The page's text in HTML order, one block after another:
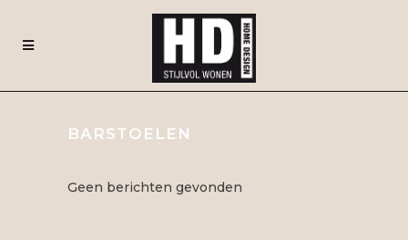
BARSTOELEN
Geen berichten gevonden